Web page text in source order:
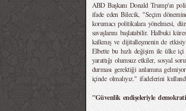
ABD Başkanı Donald Trump'ın
ifade eden Bilecik, "Seçim
korumacı politikalara yönelmesi,
savaşlarını başlatabilir. Halbuki
kalkmış ve dijitalleşmenin de
Elbette bu hızlı değişim ile ülke
yarattığı olumsuz etkiler, sosyal
durması gerektiği anlamına
içinde olmalıyız." ifadelerini
"Güvenlik endişeleriyle